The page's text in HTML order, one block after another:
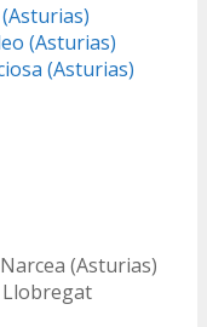
(Asturias)
(Asturias)
(Asturias)
Llobregat